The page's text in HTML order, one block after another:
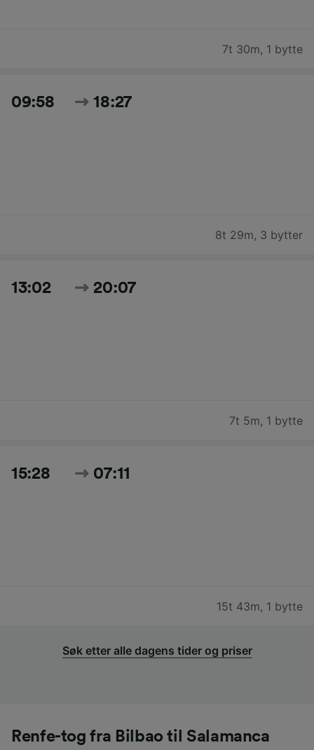
7t 30m, 1 bytte
09:58 18:27
8t 29m, 3 bytter
13:02 20:07
7t 5m, 1 bytte
15:28 07:11
15t 43m, 1 bytte
Søk etter alle dagens tider og priser
Renfe-tog fra Bilbao til Salamanca